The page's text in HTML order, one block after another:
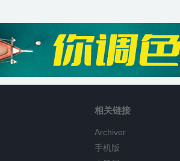
相关链接
Archiver
手机版